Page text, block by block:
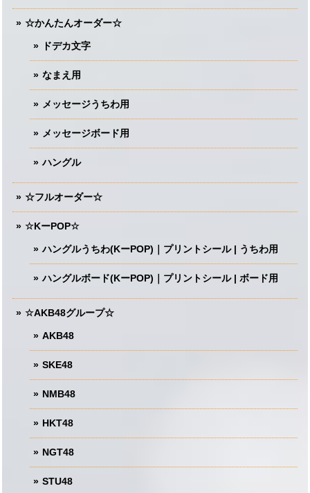
☆かんたんオーダー☆
ドデカ文字
なまえ用
メッセージうちわ用
メッセージボード用
ハングル
☆フルオーダー☆
☆KーPOP☆
ハングルうちわ(KーPOP)｜プリントシール | うちわ用
ハングルボード(KーPOP)｜プリントシール | ボード用
☆AKB48グループ☆
AKB48
SKE48
NMB48
HKT48
NGT48
STU48